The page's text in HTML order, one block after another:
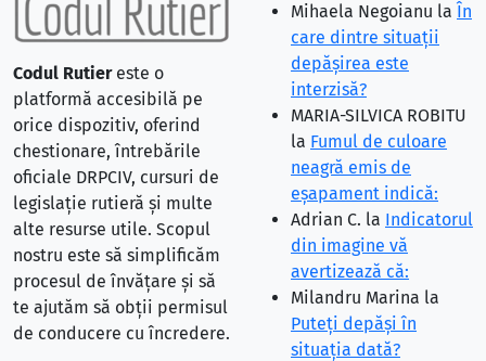
Codul Rutiereste o
platformă accesibilă pe
orice dispozitiv, oferind
chestionare, întrebările
oficiale DRPCIV, cursuri de
legislație rutieră și multe
alte resurse utile. Scopul
nostru este să simplificăm
procesul de învățare și să
te ajutăm să obții permisul
de conducere cu încredere.
Mihaela Negoianu la În
care dintre situaţii
depăşirea este
interzisă?
MARIA-SILVICA ROBITU
la Fumul de culoare
neagră emis de
eşapament indică:
Adrian C. la Indicatorul
din imagine vă
avertizează că:
Milandru Marina la
Puteţi depăşi în
situaţia dată?